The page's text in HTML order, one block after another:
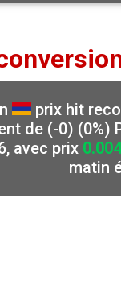
prix hit
de (-0)
avec prix
matin